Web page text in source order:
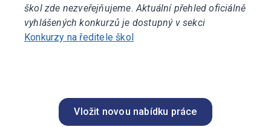
škol zde nezveřejňujeme. Aktuální přehled oficiálně
vyhlášených konkurzů je dostupný v sekci
Konkurzy na ředitele škol
Vložit novou nabídku práce